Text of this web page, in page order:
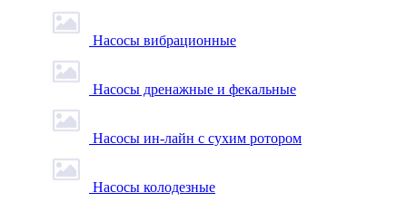
Насосы вибрационные
Насосы дренажные и фекальные
Насосы ин-лайн с сухим ротором
Насосы колодезные